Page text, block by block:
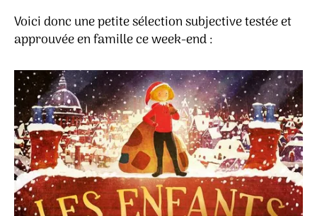
Voici donc une petite sélection subjective testée et
approuvée en famille ce week-end :